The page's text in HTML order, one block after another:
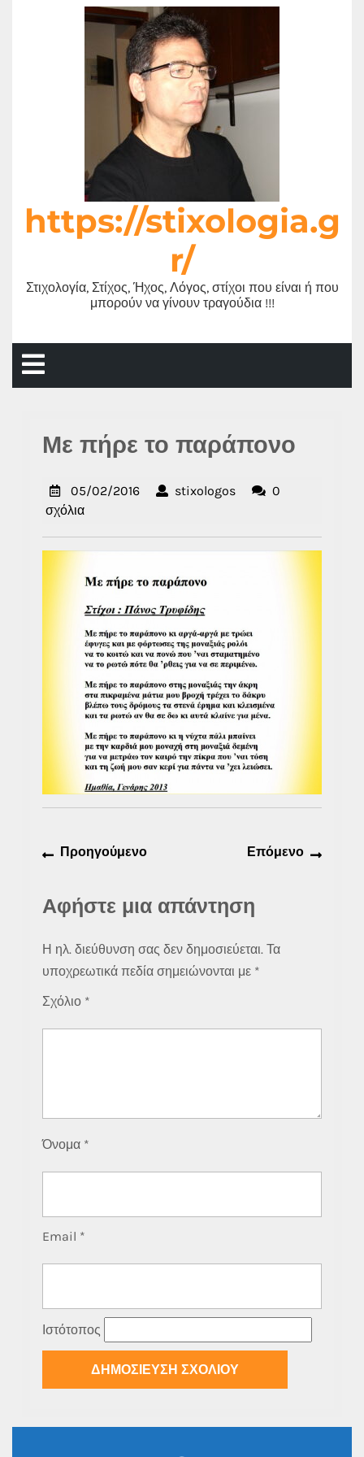
https://stixologia.g
r/
Στιχολογία, Στίχος, Ήχος, Λόγος, στίχοι που είναι ή που
μπορούν να γίνουν τραγούδια !!!
Άνοιγμα
Με πήρε το παράπονο
05/02/201605/02/2016
stixologosstixologos
0
σχόλια
Πλοήγηση
άρθρων
ΠροηγούμενοΠροηγούμενο
Επόμενο
Αφήστε μια απάντηση
Η ηλ. διεύθυνση σας δεν δημοσιεύεται. Τα
υποχρεωτικά πεδία σημειώνονται με *
Σχόλιο *
Όνομα *
Email *
Ιστότοπος